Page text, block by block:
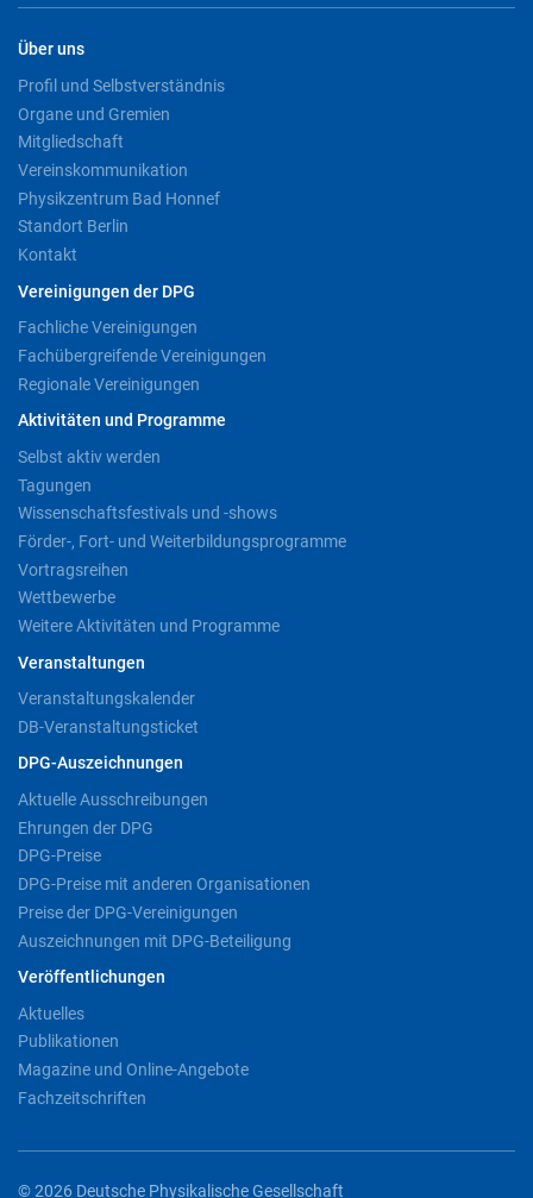
Über uns
Profil und Selbstverständnis
Organe und Gremien
Mitgliedschaft
Vereinskommunikation
Physikzentrum Bad Honnef
Standort Berlin
Kontakt
Vereinigungen der DPG
Fachliche Vereinigungen
Fachübergreifende Vereinigungen
Regionale Vereinigungen
Aktivitäten und Programme
Selbst aktiv werden
Tagungen
Wissenschaftsfestivals und -shows
Förder-, Fort- und Weiterbildungsprogramme
Vortragsreihen
Wettbewerbe
Weitere Aktivitäten und Programme
Veranstaltungen
Veranstaltungskalender
DB-Veranstaltungsticket
DPG-Auszeichnungen
Aktuelle Ausschreibungen
Ehrungen der DPG
DPG-Preise
DPG-Preise mit anderen Organisationen
Preise der DPG-Vereinigungen
Auszeichnungen mit DPG-Beteiligung
Veröffentlichungen
Aktuelles
Publikationen
Magazine und Online-Angebote
Fachzeitschriften
© 2026 Deutsche Physikalische Gesellschaft